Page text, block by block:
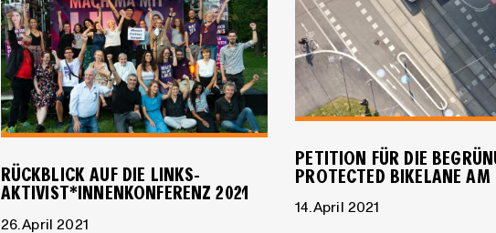
RÜCKBLICK AUF DIE LINKS-
AKTIVIST*INNENKONFERENZ 2021
26. April 2021
PETITION FÜR DIE
PROTECTED BIKELANE
14. April 2021